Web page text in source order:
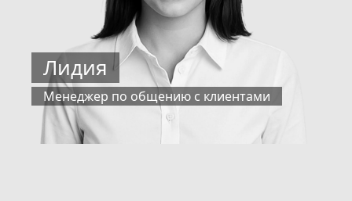
Лидия
Менеджер по общению с клиентами